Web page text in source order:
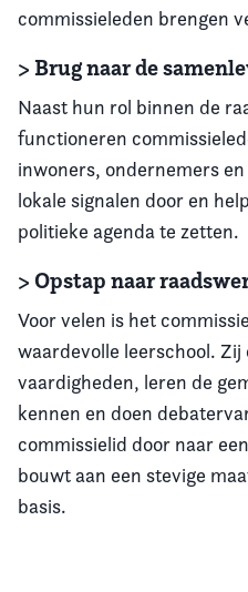
commissieleden brengen
> Brug naar de
Naast hun rol binnen de
functioneren
inwoners, ondernemers
lokale signalen door en
politieke agenda te zetten.
> Opstap naar
Voor velen is het
waardevolle leerschool.
vaardigheden, leren de
kennen en doen
commissielid door naar
bouwt aan een stevige
basis.